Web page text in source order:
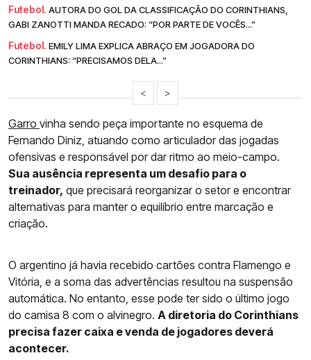
Futebol. AUTORA DO GOL DA CLASSIFICAÇÃO DO CORINTHIANS,
GABI ZANOTTI MANDA RECADO: “POR PARTE DE VOCÊS...”
Futebol. EMILY LIMA EXPLICA ABRAÇO EM JOGADORA DO
CORINTHIANS: “PRECISAMOS DELA...”
< >
Garro vinha sendo peça importante no esquema de
Fernando Diniz, atuando como articulador das jogadas
ofensivas e responsável por dar ritmo ao meio-campo.
Sua ausência representa um desafio para o
treinador, que precisará reorganizar o setor e encontrar
alternativas para manter o equilíbrio entre marcação e
criação.
O argentino já havia recebido cartões contra Flamengo e
Vitória, e a soma das advertências resultou na suspensão
automática. No entanto, esse pode ter sido o último jogo
do camisa 8 com o alvinegro. A diretoria do Corinthians
precisa fazer caixa e venda de jogadores deverá
acontecer.